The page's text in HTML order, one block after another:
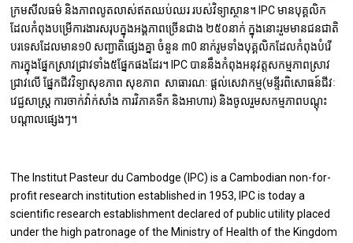
ក្រមសីលធម៌ និងភាពលូតលាស់ឥតឈប់ឈរ របស់វិទ្យាស្ថាន។ IPC មានបុគ្គលិក
ដែលកំពុងបម្រើការងារសរុបក្នុងអង្គភាពច្រើនជាង ២៥០នាក់ ក្នុងនោះរួមមានជនជាតិ
បរទេសដែលមាន១0 សញ្ជាតិផេ្សងគ្នា ចំនួន ៣0 នាក់​ រូមទាំងបុគ្គលិកដែលកំពុងបំរើ
ការក្នុងផ្នែកស្រាវជ្រាវទាំង៥ផ្នែកផងដែរ។ IPC បាន​នឹងកំពុងអនុវត្តសកម្មភាពស្រាវ
ជ្រាវលើ ផ្នែកជីវវិទ្យាសុខភាព សុខភាព សាធារណៈ ផ្តល់សេវាកម្ម(មន្ទីរពិសោធន៍ជីវៈ
វេជ្ជសាស្ត្រ ការចាក់វ៉ាក់សាំង ការវិភាគទឹក និងអាហារ) និងចូលរួមសកម្មភាពបណ្តុះ
បណ្តាលផ្សេងៗ។
The Institut Pasteur du Cambodge (IPC) is a Cambodian non-for-
profit research institution established in 1953, IPC is today a
scientific research establishment declared of public utility placed
under the high patronage of the Ministry of Health of the Kingdom